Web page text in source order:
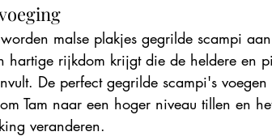
malse plakjes gegrilde scampi aan
hartige rijkdom krijgt die de heldere en
De perfect gegrilde scampi's voegen
Tam naar een hoger niveau tillen en
veranderen.